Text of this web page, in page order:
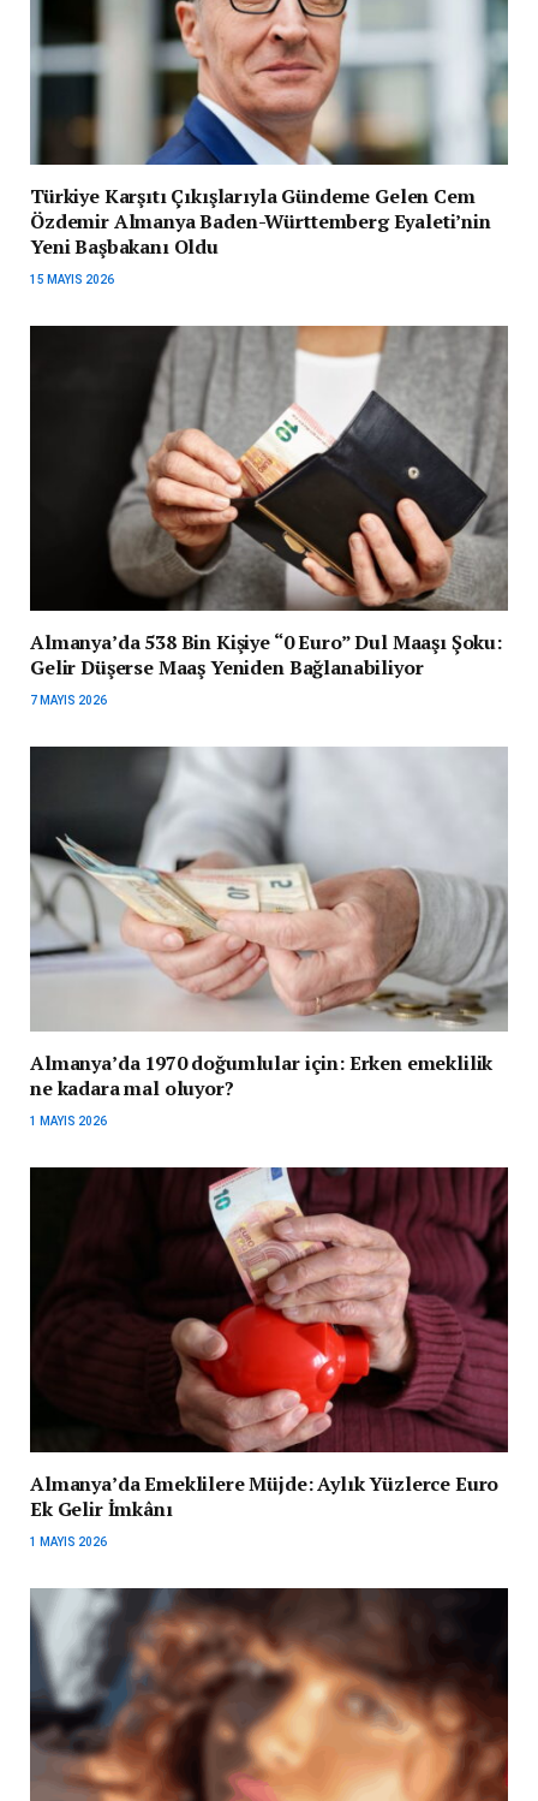
Türkiye Karşıtı Çıkışlarıyla Gündeme Gelen Cem
Özdemir Almanya Baden-Württemberg Eyaleti’nin
Yeni Başbakanı Oldu
15 MAYIS 2026
Almanya’da 538 Bin Kişiye “0 Euro” Dul Maaşı Şoku:
Gelir Düşerse Maaş Yeniden Bağlanabiliyor
7 MAYIS 2026
Almanya’da 1970 doğumlular için: Erken emeklilik
ne kadara mal oluyor?
1 MAYIS 2026
Almanya’da Emeklilere Müjde: Aylık Yüzlerce Euro
Ek Gelir İmkânı
1 MAYIS 2026